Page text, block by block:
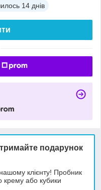
14 днів
подарунок
клієнту! Пробник
крему або кубики